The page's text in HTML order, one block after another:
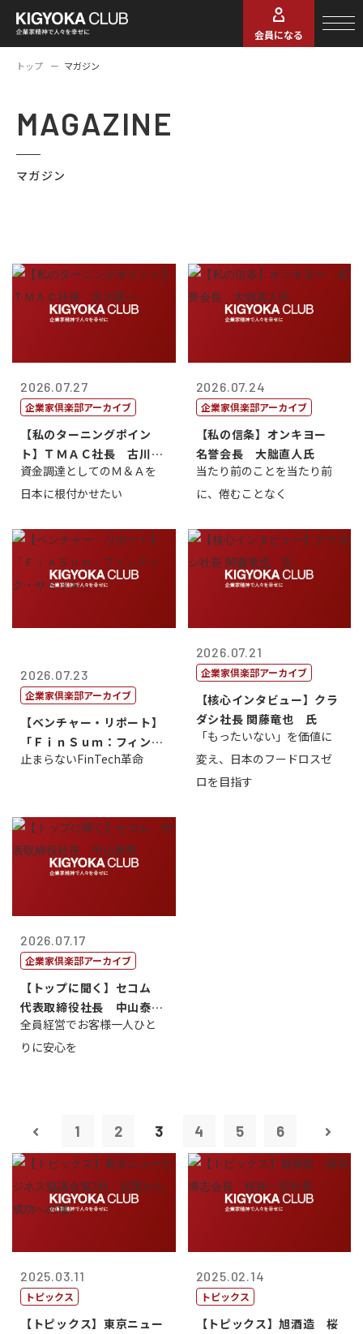
会員になる
トップ マガジン
MAGAZINE
マガジン
2026.07.27
企業家倶楽部アーカイブ
【私のターニングポイン
ト】ＴＭＡＣ社長 古川英
一
資金調達としてのＭ＆Ａを
日本に根付かせたい
2026.07.24
企業家倶楽部アーカイブ
【私の信条】オンキヨー
名誉会長 大朏直人氏
当たり前のことを当たり前
に、倦むことなく
2026.07.23
企業家倶楽部アーカイブ
【ベンチャー・リポート】
「ＦｉｎＳｕｍ：フィンテ
ック・サミッ...
止まらないFinTech革命
2026.07.21
企業家倶楽部アーカイブ
【核心インタビュー】クラ
ダシ社長 関藤竜也 氏
「もったいない」を価値に
変え、日本のフードロスゼ
ロを目指す
2026.07.17
企業家倶楽部アーカイブ
【トップに聞く】セコム
代表取締役社長 中山泰
男
全員経営でお客様一人ひと
りに安心を
1 2 3 4 5 6
2025.03.11
トピックス
【トピックス】東京ニュー
2025.02.14
トピックス
【トピックス】旭酒造 桜